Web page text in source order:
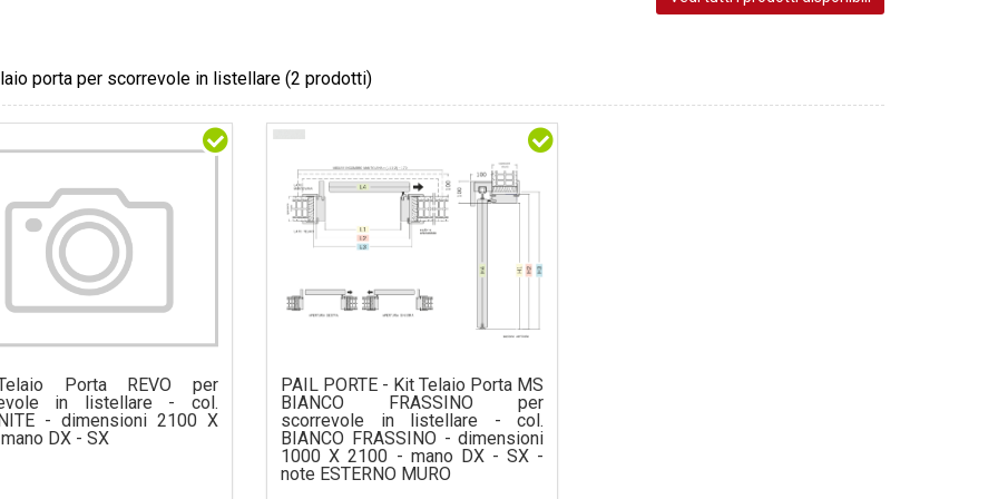
porta per scorrevole in listellare(2 prodotti)
Porta REVO per
in listellare - col.
- dimensioni 2100 X
DX - SX
PAIL PORTE - Kit Telaio Porta MS
BIANCO FRASSINO per
scorrevole in listellare - col.
BIANCO FRASSINO - dimensioni
1000 X 2100 - mano DX - SX -
note ESTERNO MURO